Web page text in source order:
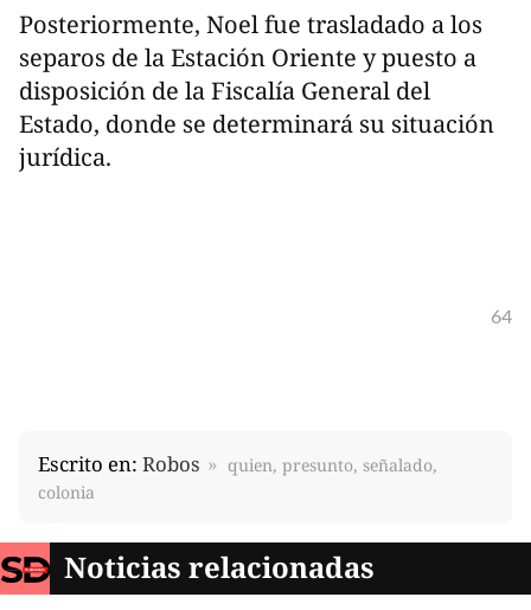
Posteriormente, Noel fue trasladado a los
separos de la Estación Oriente y puesto a
disposición de la Fiscalía General del
Estado, donde se determinará su situación
jurídica.
64
Escrito en: Robos
quien, presunto, señalado,
colonia
Noticias relacionadas